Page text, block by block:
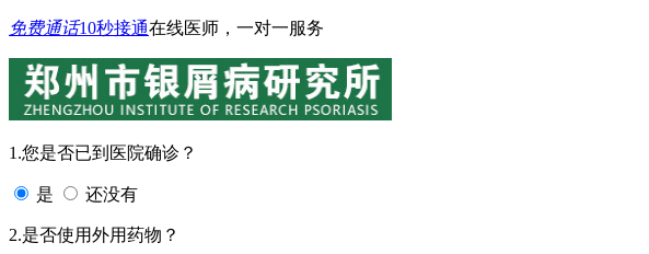
免费通话10秒接通在线医师，一对一服务
1.您是否已到医院确诊？
是 还没有
2.是否使用外用药物？